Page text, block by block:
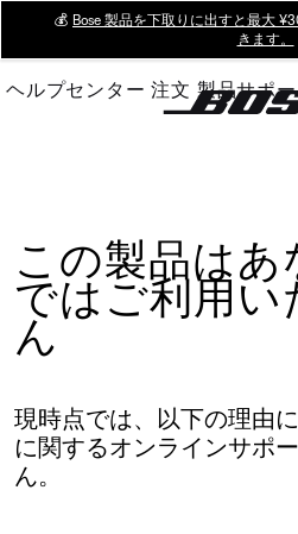
Main
💰 Bose 製品を下取りに出すと最大
きます。
ヘルプセンター 注文 製品サポ
この製品は
ではご利用
ん
現時点では、以下の理由
に関するオンラインサポ
ん。